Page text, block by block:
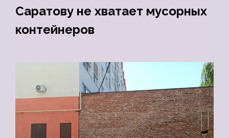
Саратову не хватает мусорных
контейнеров